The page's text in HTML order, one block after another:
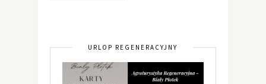
URLOP REGENERACYJNY